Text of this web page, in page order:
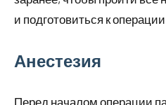
и подготовиться к
Анестезия
Перед началом операции